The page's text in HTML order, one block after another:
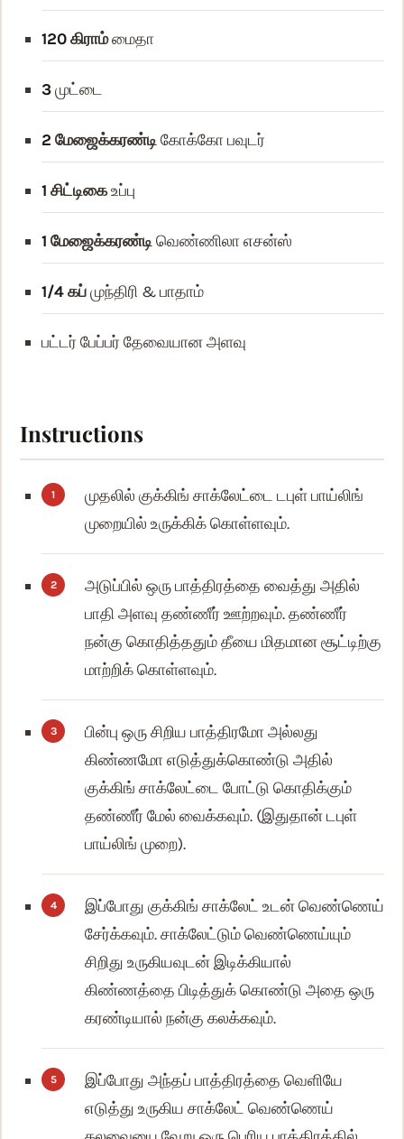
120கிராம்மைதா
3முட்டை
2 மேஜைக்கரண்டிகோக்கோ பவுடர்
1 சிட்டிகைஉப்பு
1 மேஜைக்கரண்டிவெண்ணிலா எசன்ஸ்
1/4கப்முந்திரி & பாதாம்
பட்டர் பேப்பர்தேவையான அளவு
Instructions
முதலில் குக்கிங் சாக்லேட்டை டபுள் பாய்லிங்
முறையில் உருக்கிக் கொள்ளவும்.
அடுப்பில் ஒரு பாத்திரத்தை வைத்து அதில்
பாதி அளவு தண்ணீர் ஊற்றவும். தண்ணீர்
நன்கு கொதித்ததும் தீயை மிதமான சூட்டிற்கு
மாற்றிக் கொள்ளவும்.
பின்பு ஒரு சிறிய பாத்திரமோ அல்லது
கிண்ணமோ எடுத்துக்கொண்டு அதில்
குக்கிங் சாக்லேட்டை போட்டு கொதிக்கும்
தண்ணீர் மேல் வைக்கவும். (இதுதான் டபுள்
பாய்லிங் முறை).
இப்போது குக்கிங் சாக்லேட் உடன் வெண்ணெய்
சேர்க்கவும். சாக்லேட்டும் வெண்ணெய்யும்
சிறிது உருகியவுடன் இடிக்கியால்
கிண்ணத்தை பிடித்துக் கொண்டு அதை ஒரு
கரண்டியால் நன்கு கலக்கவும்.
இப்போது அந்தப் பாத்திரத்தை வெளியே
எடுத்து உருகிய சாக்லேட் வெண்ணெய்